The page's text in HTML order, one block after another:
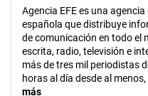
Agencia EFE es una
española que distribuye
de comunicación en todo el
escrita, radio, televisión e
más de tres mil periodistas
horas al día desde al
más